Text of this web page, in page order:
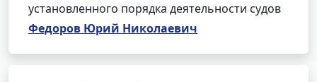
установленного порядка деятельности судов
Федоров Юрий Николаевич